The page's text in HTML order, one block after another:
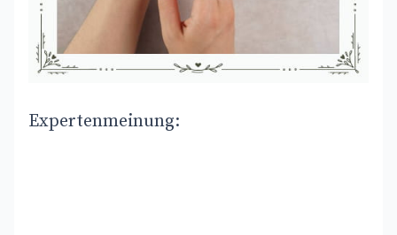
Expertenmeinung: